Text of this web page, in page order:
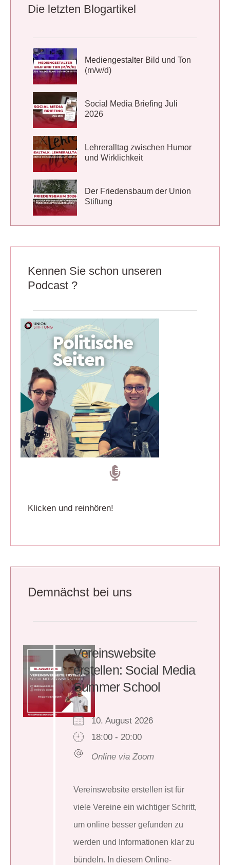
Die letzten Blogartikel
Mediengestalter Bild und Ton
(m/w/d)
Social Media Briefing Juli
2026
Lehreralltag zwischen Humor
und Wirklichkeit
Der Friedensbaum der Union
Stiftung
Kennen Sie schon unseren
Podcast ?
Klicken und reinhören!
Demnächst bei uns
Vereinswebsite
erstellen: Social Media
Summer School
10. August 2026
18:00 - 20:00
Online via Zoom
Vereinswebsite erstellen ist für
viele Vereine ein wichtiger Schritt,
um online besser gefunden zu
werden und Informationen klar zu
bündeln. In diesem Online-